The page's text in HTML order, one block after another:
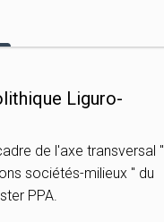
Liguro-
de l'axe transversal "
sociétés-milieux " du
PPA.